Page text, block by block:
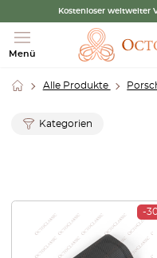
Kostenloser weltweiter
Menü
Alle Produkte
Kategorien
-